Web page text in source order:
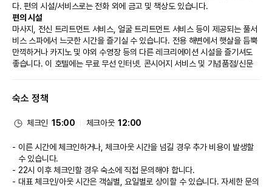
다. 편의 시설/서비스로는 전화 외에 금고 및 책상도 있습니다.
편의 시설
마사지, 전신 트리트먼트 서비스, 얼굴 트리트먼트 서비스 등이 제공되는 풀서
비스 스파에서 느긋한 시간을 즐기실 수 있습니다. 전용 해변에서 햇살을 듬뿍
만끽하거나 카지노 및 야외 수영장 등의 다른 레크리에이션 시설을 즐기셔도
좋습니다. 이 호텔에는 무료 무선 인터넷, 콘시어지 서비스 및 기념품점/신문
이 호텔에는 7 개의 레스토랑이 있으며 이중 하나인 Nautilus에서 베트남 요
수 있습니다. 비치 바, 풀사이드 바 또는 2 개의 바/라운지에서는 시원한 음료
10:00에 무료로 제공됩니다.
비즈니스, 기타 편의시설
대표적인 편의 시설과 서비스로는 비즈니스 센터, 드라이클리닝/세탁 서비스,
24시간 운영되는 프런트 데스크 등이 있습니다.
숙소 정책
체크인 15:00 체크아웃 12:00
이른 시간에 체크인하거나, 체크아웃 시간을 넘길 경우 추가 비용이 발생할
수 있습니다.
22시 이후 체크인할 경우 숙소에 직접 문의해야 합니다.
대표 체크인/아웃 시간은 객실별, 요일별로 상이할 수 있습니다. 자세한 문의